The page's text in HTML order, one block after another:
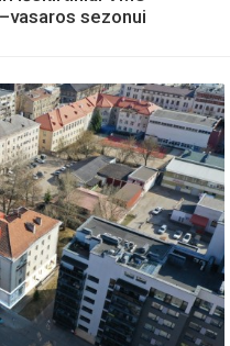
sezonui